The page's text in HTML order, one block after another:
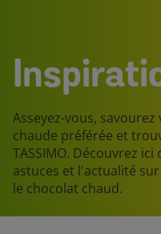
Asseyez-vous,
chaude préférée et
TASSIMO. Découvrez ici
astuces et l'actualité
le chocolat chaud.